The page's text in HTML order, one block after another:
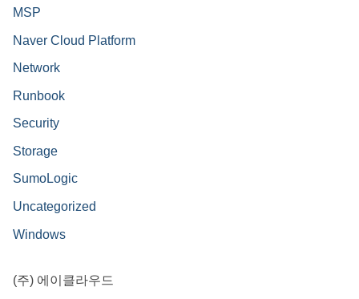
MSP
Naver Cloud Platform
Network
Runbook
Security
Storage
SumoLogic
Uncategorized
Windows
(주) 에이클라우드